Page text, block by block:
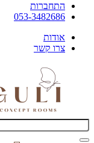
התחברות
053-3482686
אודות
צרו קשר